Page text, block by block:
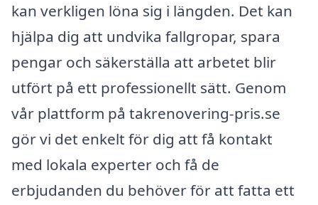
kan verkligen löna sig i längden. Det kan
hjälpa dig att undvika fallgropar, spara
pengar och säkerställa att arbetet blir
utfört på ett professionellt sätt. Genom
vår plattform på takrenovering-pris.se
gör vi det enkelt för dig att få kontakt
med lokala experter och få de
erbjudanden du behöver för att fatta ett